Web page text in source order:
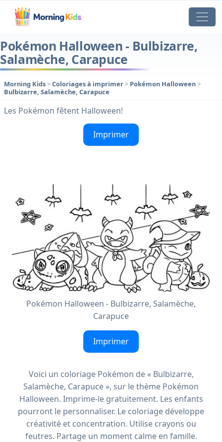
Pokémon Halloween - Bulbizarre,
Salamèche, Carapuce
Morning Kids>Coloriages à imprimer> Pokémon Halloween>
Bulbizarre, Salamèche, Carapuce
Les Pokémon fêtent Halloween!
Imprimer
Pokémon Halloween - Bulbizarre, Salamèche,
Carapuce
Imprimer
Voici un coloriage Pokémon de « Bulbizarre,
Salamèche, Carapuce », sur le thème Pokémon
Halloween. Imprime-le gratuitement. Les enfants
pourront le personnaliser. Le coloriage développe
créativité et concentration. Utilise crayons ou
feutres. Partage un moment calme en famille.